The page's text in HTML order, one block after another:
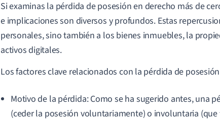
Si examinas la pérdida de posesión en derecho más de
e implicaciones son diversos y profundos. Estas
personales, sino también a los bienes inmuebles, la
activos digitales.
Los factores clave relacionados con la pérdida de
Motivo de la pérdida: Como se ha sugerido antes, una
(ceder la posesión voluntariamente) o involuntaria